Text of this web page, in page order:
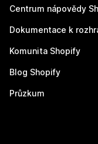
Centrum nápovědy
Dokumentace k
Komunita Shopify
Blog Shopify
Průzkum